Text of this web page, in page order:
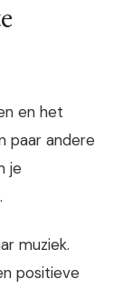
en het
paar andere
je
muziek.
positieve